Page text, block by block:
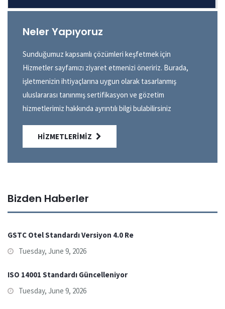
Neler Yapıyoruz
Sunduğumuz kapsamlı çözümleri keşfetmek için
Hizmetler sayfamızı ziyaret etmenizi öneririz. Burada,
işletmenizin ihtiyaçlarına uygun olarak tasarlanmış
uluslararası tanınmış sertifikasyon ve gözetim
hizmetlerimiz hakkında ayrıntılı bilgi bulabilirsiniz
HIZMETLERIMIZ
Bizden Haberler
GSTC Otel Standardı Versiyon 4.0 Re
Tuesday, June 9, 2026
ISO 14001 Standardı Güncelleniyor
Tuesday, June 9, 2026